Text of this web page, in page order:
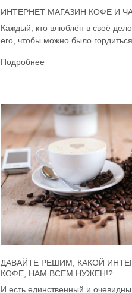
ИНТЕРНЕТ МАГАЗИН КОФЕ И
Каждый, кто влюблён в своё
его, чтобы можно было гордиться
Подробнее
ДАВАЙТЕ РЕШИМ, КАКОЙ
КОФЕ, НАМ ВСЕМ НУЖЕН!?
И есть единственный и